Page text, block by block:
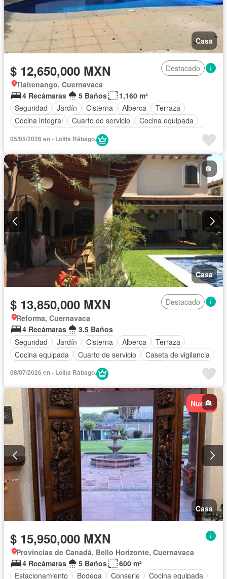
Casa
$ 12,650,000 MXN
Destacado
Tlaltenango, Cuernavaca
4 Recámaras
5 Baños
1,160 m²
Seguridad
Jardín Cisterna Alberca
Terraza
Cocina integral
Cuarto de servicio
Cocina equipada
Bodega
Caseta de vigilancia
Sin amueblar
05/05/2026 en - Lolita Rábago.
Casa
$ 13,850,000 MXN
Destacado
Reforma, Cuernavaca
4 Recámaras
3.5 Baños
Seguridad
Jardín Cisterna Alberca
Terraza
Cocina equipada
Cuarto de servicio
Caseta de vigilancia
Permite mascotas
08/07/2026 en - Lolita Rábago.
Nuevo
Casa
$ 15,950,000 MXN
Provincias de Canadá, Bello Horizonte, Cuernavaca
4 Recámaras
5 Baños
600 m²
Estacionamiento
Bodega Conserje Cocina equipada